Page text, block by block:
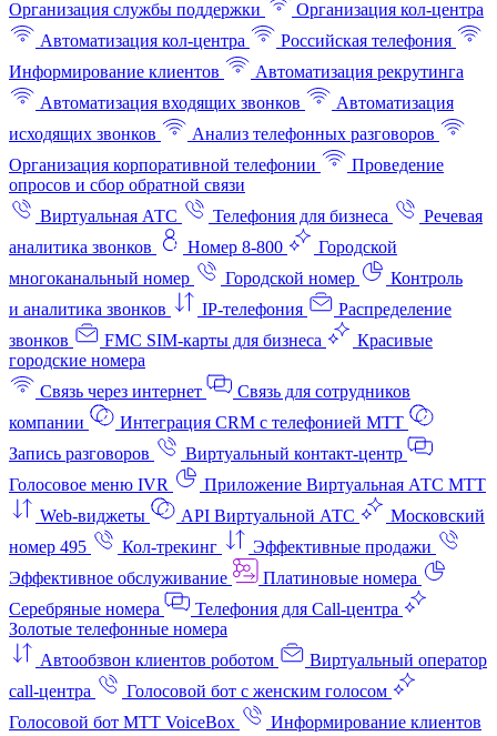
Организация службы поддержки
Организация кол-центра
Автоматизация кол-центра
Российская телефония
Информирование клиентов
Автоматизация рекрутинга
Автоматизация входящих звонков
Автоматизация
исходящих звонков
Анализ телефонных разговоров
Организация корпоративной телефонии
Проведение
опросов и сбор обратной связи
Виртуальная АТС
Телефония для бизнеса
Речевая
аналитика звонков
Номер 8-800
Городской
многоканальный номер
Городской номер
Контроль
и аналитика звонков
IP-телефония
Распределение
звонков
FMC SIM-карты для бизнеса
Красивые
городские номера
Связь через интернет
Связь для сотрудников
компании
Интеграция CRM с телефонией МТТ
Запись разговоров
Виртуальный контакт‑центр
Голосовое меню IVR
Приложение Виртуальная АТС МТТ
Web-виджеты
API Виртуальной АТС
Московский
номер 495
Кол-трекинг
Эффективные продажи
Эффективное обслуживание
Платиновые номера
Серебряные номера
Телефония для Call-центра
Золотые телефонные номера
Автообзвон клиентов роботом
Виртуальный оператор
call-центра
Голосовой бот с женским голосом
Голосовой бот МТТ VoiceBox
Информирование клиентов